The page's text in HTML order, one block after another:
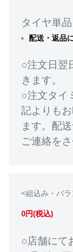
タイヤ単
配送・返品
○注文日翌
きます。
○注文タイ
記よりも
ます。配
ご連絡を
<組込み・バ
0円(税込)
○店舗にて